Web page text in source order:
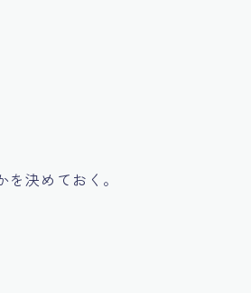
決めておく。